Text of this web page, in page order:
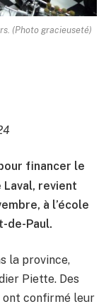
(Photo gracieuseté)
financer le
revient
à l’école
de-Paul.
la province,
Piette. Des
ont confirmé leur